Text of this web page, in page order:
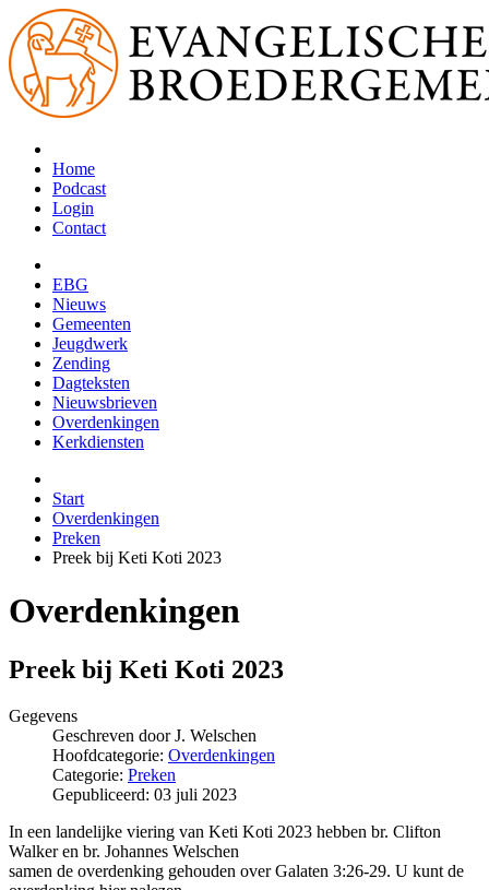
Home
Podcast
Login
Contact
EBG
Nieuws
Gemeenten
Jeugdwerk
Zending
Dagteksten
Nieuwsbrieven
Overdenkingen
Kerkdiensten
Start
Overdenkingen
Preken
Preek bij Keti Koti 2023
Overdenkingen
Preek bij Keti Koti 2023
Gegevens
Geschreven doorJ. Welschen
Hoofdcategorie: Overdenkingen
Categorie: Preken
Gepubliceerd: 03 juli 2023
In een landelijke viering van Keti Koti 2023 hebben br. Clifton
Walker en br. Johannes Welschen
samen de overdenking gehouden over Galaten 3:26-29. U kunt de